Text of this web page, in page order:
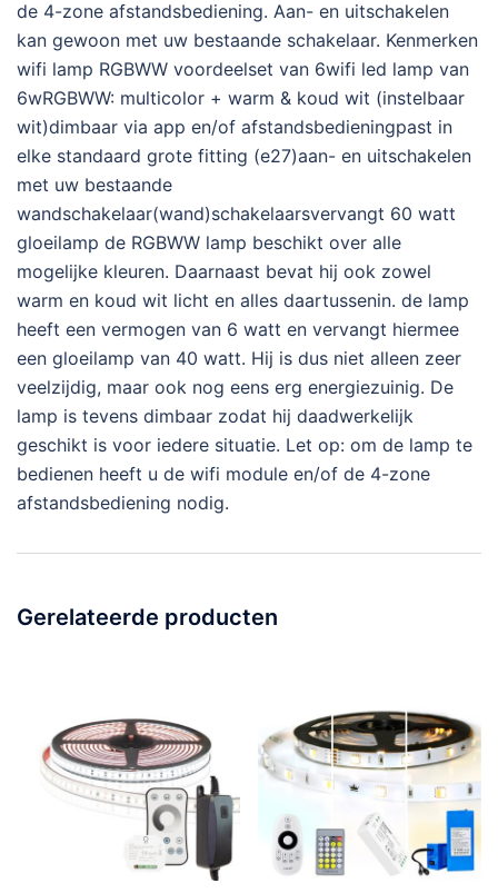
de 4-zone afstandsbediening. Aan- en uitschakelen
kan gewoon met uw bestaande schakelaar. Kenmerken
wifi lamp RGBWW voordeelset van 6wifi led lamp van
6wRGBWW: multicolor + warm & koud wit (instelbaar
wit)dimbaar via app en/of afstandsbedieningpast in
elke standaard grote fitting (e27)aan- en uitschakelen
met uw bestaande
wandschakelaar(wand)schakelaarsvervangt 60 watt
gloeilamp de RGBWW lamp beschikt over alle
mogelijke kleuren. Daarnaast bevat hij ook zowel
warm en koud wit licht en alles daartussenin. de lamp
heeft een vermogen van 6 watt en vervangt hiermee
een gloeilamp van 40 watt. Hij is dus niet alleen zeer
veelzijdig, maar ook nog eens erg energiezuinig. De
lamp is tevens dimbaar zodat hij daadwerkelijk
geschikt is voor iedere situatie. Let op: om de lamp te
bedienen heeft u de wifi module en/of de 4-zone
afstandsbediening nodig.
Gerelateerde producten